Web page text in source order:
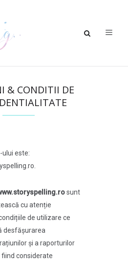
& CONDITII DE
este:
sunt
cu atenție
de utilizare ce
desfășurarea
și a raporturilor
considerate